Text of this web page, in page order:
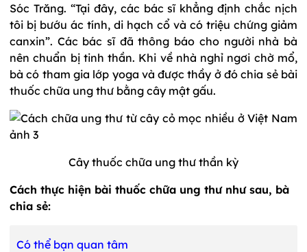
Sóc Trăng. “Tại đây, các bác sĩ khẳng định chắc nịch
tôi bị bướu ác tính, di hạch cổ và có triệu chứng giảm
canxin”. Các bác sĩ đã thông báo cho người nhà bà
nên chuẩn bị tinh thần. Khi về nhà nghỉ ngơi chờ mổ,
bà có tham gia lớp yoga và được thầy ở đó chia sẻ bài
thuốc chữa ung thư bằng cây mật gấu.
Cây thuốc chữa ung thư thần kỳ
Cách thực hiện bài thuốc chữa ung thư như sau, bà
chia sẻ:
Có thể bạn quan tâm